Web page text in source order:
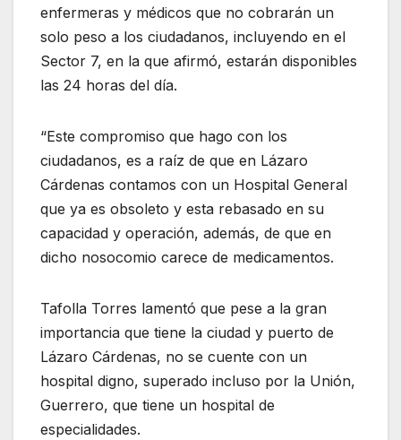
enfermeras y médicos que no cobrarán un
solo peso a los ciudadanos, incluyendo en el
Sector 7, en la que afirmó, estarán disponibles
las 24 horas del día.
“Este compromiso que hago con los
ciudadanos, es a raíz de que en Lázaro
Cárdenas contamos con un Hospital General
que ya es obsoleto y esta rebasado en su
capacidad y operación, además, de que en
dicho nosocomio carece de medicamentos.
Tafolla Torres lamentó que pese a la gran
importancia que tiene la ciudad y puerto de
Lázaro Cárdenas, no se cuente con un
hospital digno, superado incluso por la Unión,
Guerrero, que tiene un hospital de
especialidades.